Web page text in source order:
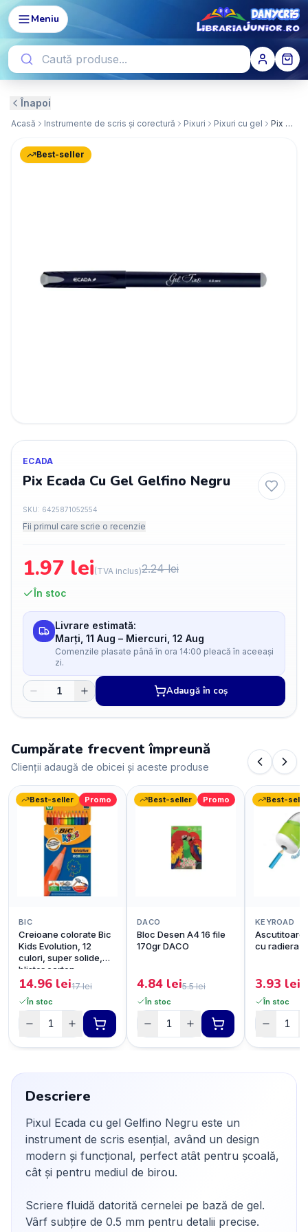
Meniu
Înapoi
Acasă Instrumente de scris și corectură Pixuri Pixuri cu gel Pix Ecada Cu Gel Gelfino Negru
Best-seller
ECADA
Pix Ecada Cu Gel Gelfino Negru
SKU: 6425871052554
Fii primul care scrie o recenzie
1.97 lei(TVA inclus)2.24lei
În stoc
Livrare estimată:
Marți, 11 Aug – Miercuri, 12 Aug
Comenzile plasate până în ora 14:00 pleacă în aceeași
zi.
Adaugă în coș
Cumpărate frecvent împreună
Clienții adaugă de obicei și aceste produse
Best-seller Promo
BIC
Creioane colorate Bic
Kids Evolution, 12
culori, super solide,
blister carton
14.96 lei17lei
În stoc
Best-seller Promo
DACO
Bloc Desen A4 16 file
170gr DACO
4.84 lei5.5lei
În stoc
Best-
KEYROAD
Ascutitoare
cu radiera
3.93 lei
În stoc
Descriere
Pixul Ecada cu gel Gelfino Negru este un
instrument de scris esențial, având un design
modern și funcțional, perfect atât pentru școală,
cât și pentru mediul de birou.
Scriere fluidă datorită cernelei pe bază de gel.
Vârf subțire de 0.5 mm pentru detalii precise.